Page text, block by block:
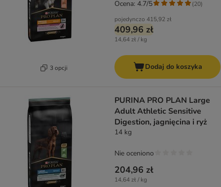
3 opcji
pojedynczo 415,92 zł
409,96 zł
14,64 zł / kg
Ocena: 4.7/5 (20)
Dodaj do koszyka
PURINA PRO PLAN Large
Adult Athletic Sensitive
Digestion, jagnięcina i ryż
14 kg
204,96 zł
14,64 zł / kg
Nie oceniono